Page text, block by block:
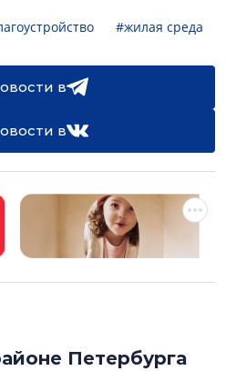
#жилая среда
в
в
Петербурга